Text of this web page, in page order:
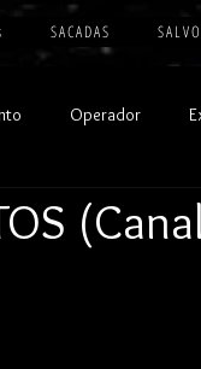
S A C A D A S S A L V
Operador